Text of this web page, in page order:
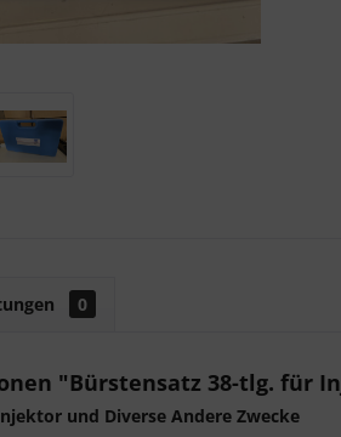
0
"Bürstensatz 38-tlg. für
und Diverse Andere Zwecke